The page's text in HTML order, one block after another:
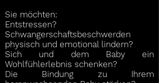
Sie möchten:
Entstressen?
Schwangerschaftsbeschwerden
physisch und emotional lindern?
Sich und dem Baby ein
Wohlfühlerlebnis schenken?
Die Bindung zu Ihrem